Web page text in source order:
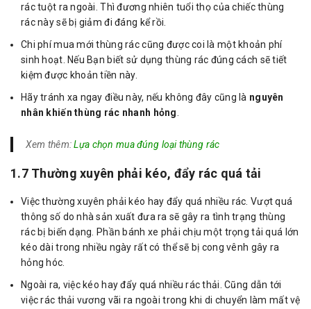
rác tuột ra ngoài. Thì đương nhiên tuổi thọ của chiếc thùng
rác này sẽ bị giảm đi đáng kể rồi.
Chi phí mua mới thùng rác cũng được coi là một khoản phí
sinh hoạt. Nếu Bạn biết sử dụng thùng rác đúng cách sẽ tiết
kiệm được khoản tiền này.
Hãy tránh xa ngay điều này, nếu không đây cũng là nguyên
nhân khiến thùng rác nhanh hỏng
Xem thêm:Lựa chọn mua đúng loại thùng rác
1.7 Thường xuyên phải kéo, đẩy rác quá tải
Việc thường xuyên phải kéo hay đẩy quá nhiều rác. Vượt quá
thông số do nhà sản xuất đưa ra sẽ gây ra tình trạng thùng
rác bị biến dạng. Phần bánh xe phải chịu một trọng tải quá lớn
kéo dài trong nhiều ngày rất có thể sẽ bị cong vênh gây ra
hỏng hóc.
Ngoài ra, việc kéo hay đẩy quá nhiều rác thải. Cũng dẫn tới
việc rác thải vương vãi ra ngoài trong khi di chuyển làm mất vệ